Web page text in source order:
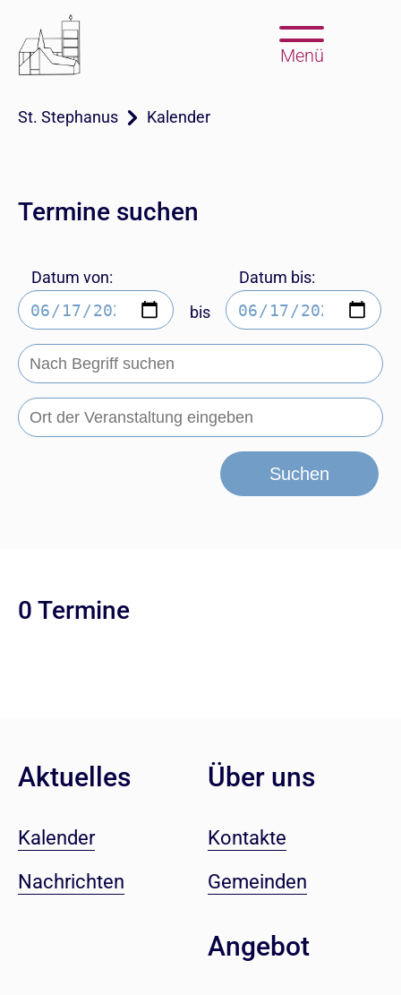
Menü
St. Stephanus Kalender
Termine suchen
Datum von:
bis
Datum bis:
Suchen
0 Termine
Aktuelles
Kalender
Nachrichten
Über uns
Kontakte
Gemeinden
Angebot